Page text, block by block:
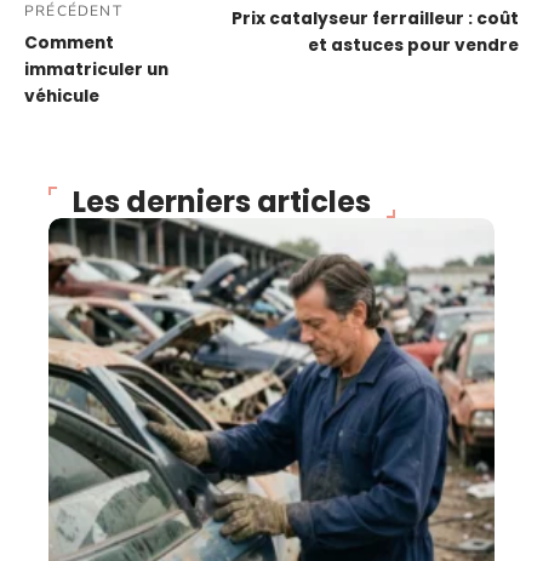
PRÉCÉDENT
Comment
immatriculer un
véhicule
Prix catalyseur ferrailleur : coût
et astuces pour vendre
Les derniers articles